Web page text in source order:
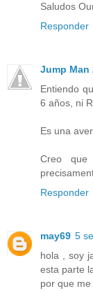
Saludos
Responder
Jump Man
Entiendo
6 años, ni
Es una
Creo que
Responder
may69 5
hola , soy
esta parte
por que